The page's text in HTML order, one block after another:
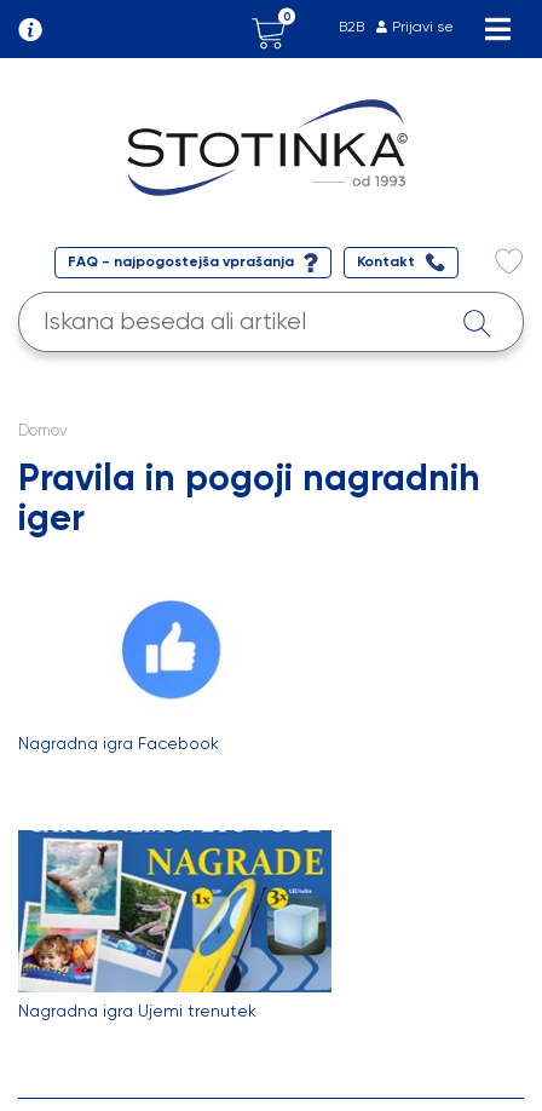
B2B Prijavi se
0
FAQ - najpogostejša vprašanja Kontakt
Domov
Pravila in pogoji nagradnih
iger
Nagradna igra Facebook
Nagradna igra Ujemi trenutek